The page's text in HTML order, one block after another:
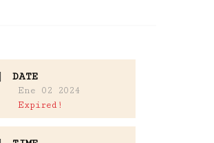
DATE
Ene 02 2024
Expired!